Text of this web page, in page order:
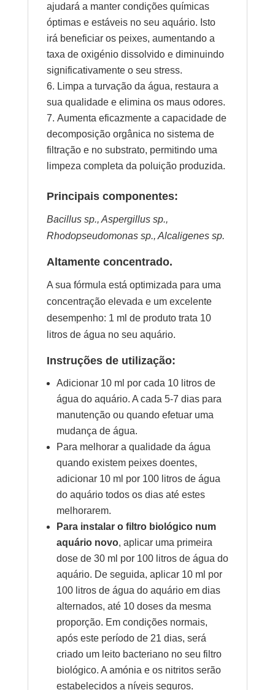
ajudará a manter condições químicas
óptimas e estáveis no seu aquário. Isto
irá beneficiar os peixes, aumentando a
taxa de oxigénio dissolvido e diminuindo
significativamente o seu stress.
Limpa a turvação da água, restaura a
sua qualidade e elimina os maus odores.
Aumenta eficazmente a capacidade de
decomposição orgânica no sistema de
filtração e no substrato, permitindo uma
limpeza completa da poluição produzida.
Principais componentes:
Bacillus sp., Aspergillus sp.,
Rhodopseudomonas sp., Alcaligenes sp.
Altamente concentrado.
A sua fórmula está optimizada para uma
concentração elevada e um excelente
desempenho: 1 ml de produto trata 10
litros de água no seu aquário.
Instruções de utilização:
Adicionar 10 ml por cada 10 litros de
água do aquário. A cada 5-7 dias para
manutenção ou quando efetuar uma
mudança de água.
Para melhorar a qualidade da água
quando existem peixes doentes,
adicionar 10 ml por 100 litros de água
do aquário todos os dias até estes
melhorarem.
Para instalar o filtro biológico num
aquário novo, aplicar uma primeira
dose de 30 ml por 100 litros de água do
aquário. De seguida, aplicar 10 ml por
100 litros de água do aquário em dias
alternados, até 10 doses da mesma
proporção. Em condições normais,
após este período de 21 dias, será
criado um leito bacteriano no seu filtro
biológico. A amónia e os nitritos serão
estabelecidos a níveis seguros.